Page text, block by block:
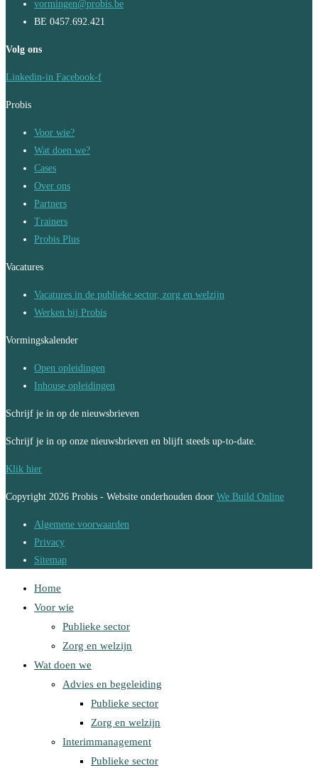
vormingen@probis.be
BE 0457.692.421
Volg ons
Linkedin-in Facebook-f
Probis
Voor wie?
Wat doen we?
Cases
Over ons
Partners
Trainers
Probis Plus
Vacatures
Vacatures in de publieke sector, zorg en welzijn
Werken bij Probis
Vormingskalender
Open opleidingen
Inhouse opleidingen
Schrijf je in op de nieuwsbrieven
Schrijf je in op onze nieuwsbrieven en blijft steeds up-to-date.
Klik hier
Copyright 2026 Probis - Website onderhouden door We Build Online
Algemene voorwaarden
Privacy
Sitemap
Home
Voor wie
Publieke sector
Zorg en welzijn
Wat doen we
Advies en begeleiding
Publieke sector
Zorg en welzijn
Interimmanagement
Publieke sector